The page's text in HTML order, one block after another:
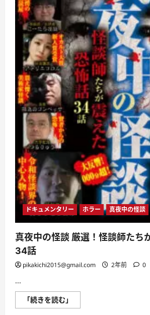
恐
話
34
話
に
つ
い
て
さ
ら
に
読
む
ドキュメンタリー ホラー 真夜中の怪談
真夜中の怪談 厳選！怪談師たち
34話
pikakichi2015@gmail.com 2年前 0
...
「続きを読む」
夜